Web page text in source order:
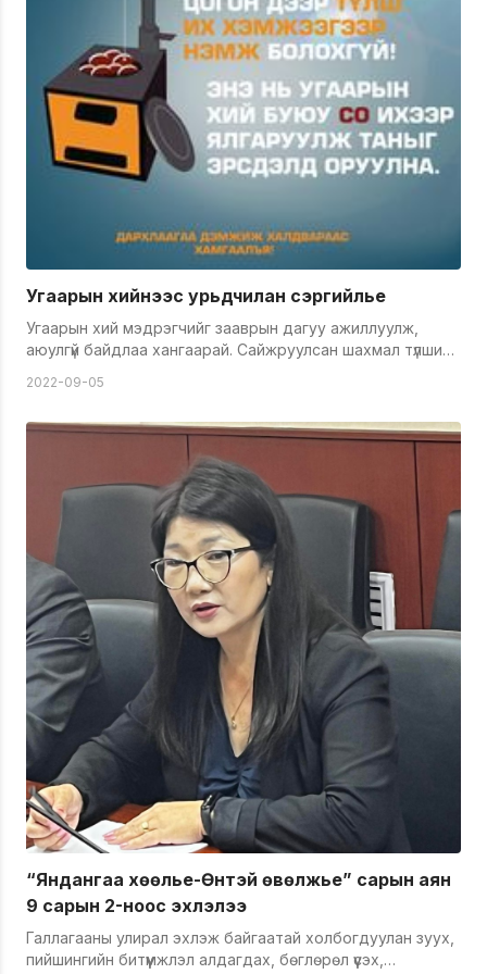
Угаарын хийнээс урьдчилан сэргийлье
Угаарын хий мэдрэгчийг зааврын дагуу ажиллуулж,
аюулгүй байдлаа хангаарай. Сайжруулсан шахмал түлшийг
хийн хордлогоос урьдчилан сэргийлье. &nbsp; &nbsp;
2022-09-05
“Яндангаа хөөлье-Өнтэй өвөлжье” сарын аян
9 сарын 2-ноос эхлэлээ
Галлагааны улирал эхлэж байгаатай холбогдуулан зуух,
пийшингийн битүүмжлэл алдагдах, бөглөрөл үүсэх,